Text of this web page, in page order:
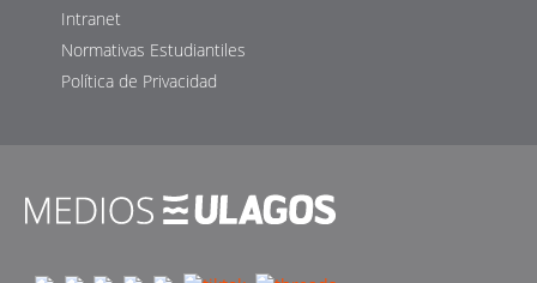
Intranet
Normativas Estudiantiles
Política de Privacidad